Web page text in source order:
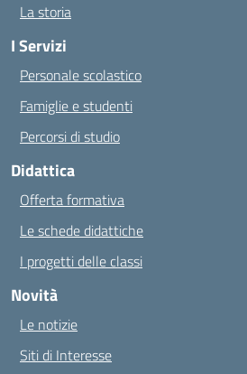
La storia
I Servizi
Personale scolastico
Famiglie e studenti
Percorsi di studio
Didattica
Offerta formativa
Le schede didattiche
I progetti delle classi
Novità
Le notizie
Siti di Interesse